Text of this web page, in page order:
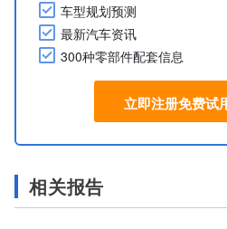
车型规划预测
最新汽车资讯
300种零部件配套信息
立即注册免费试
相关报告